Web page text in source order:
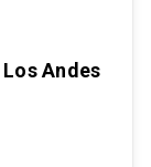
Andes